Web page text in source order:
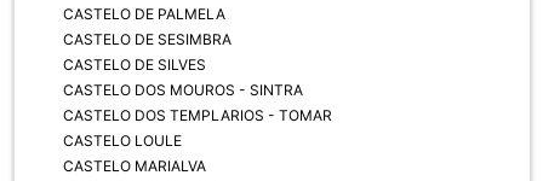
CASTELO DE PALMELA
CASTELO DE SESIMBRA
CASTELO DE SILVES
CASTELO DOS MOUROS - SINTRA
CASTELO DOS TEMPLARIOS - TOMAR
CASTELO LOULE
CASTELO MARIALVA